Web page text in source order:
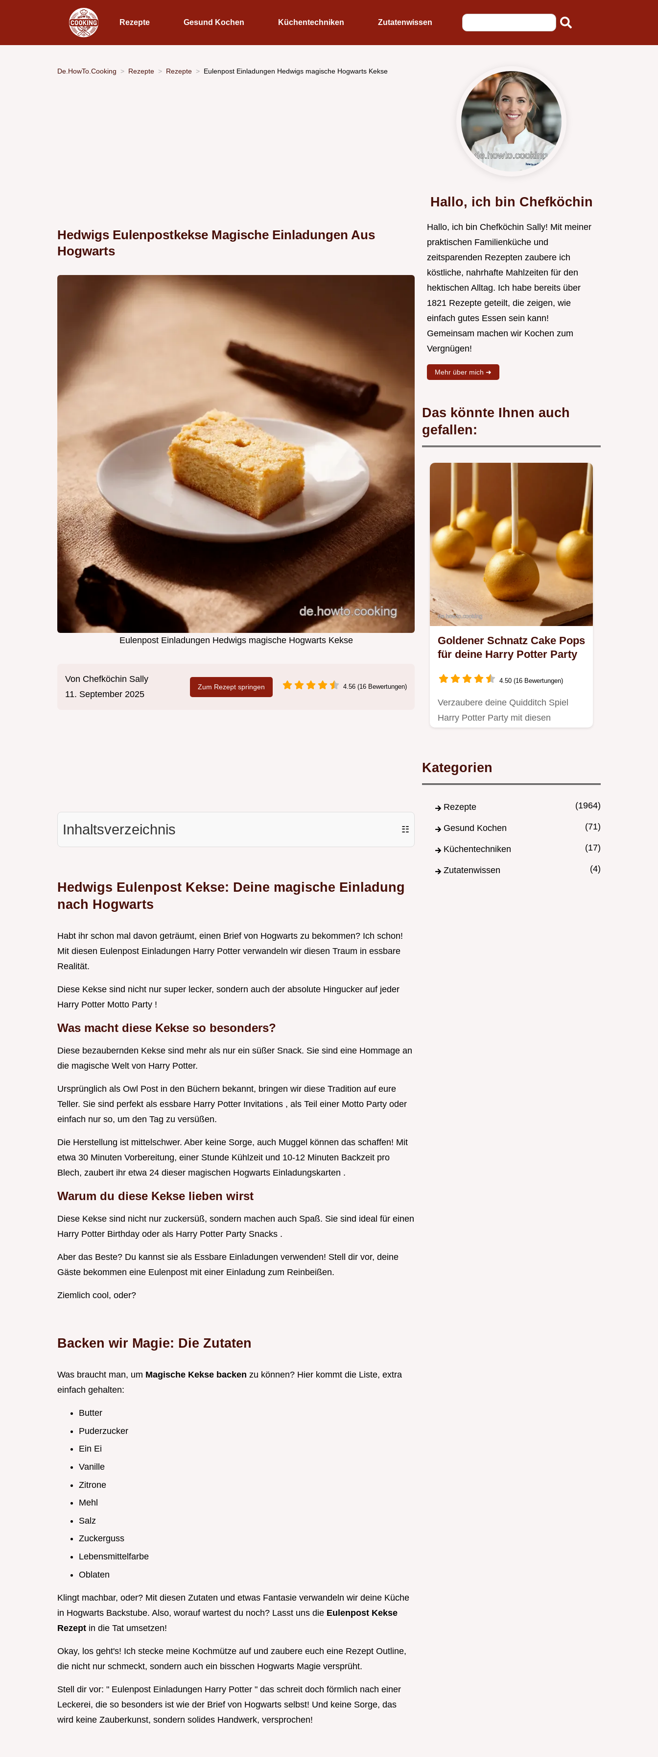
Rezepte Gesund Kochen Küchentechniken Zutatenwissen
De.HowTo.Cooking Rezepte Rezepte Eulenpost Einladungen Hedwigs magische Hogwarts Kekse
Hedwigs Eulenpostkekse Magische Einladungen Aus
Hogwarts
Eulenpost Einladungen Hedwigs magische Hogwarts Kekse
Von Chefköchin Sally
11. September 2025
Zum Rezept springen 4.56 (16 Bewertungen)
Inhaltsverzeichnis ☷
Hedwigs Eulenpost Kekse: Deine magische Einladung
nach Hogwarts
Habt ihr schon mal davon geträumt, einen Brief von Hogwarts zu bekommen? Ich schon!
Mit diesen Eulenpost Einladungen Harry Potter verwandeln wir diesen Traum in essbare
Realität.
Diese Kekse sind nicht nur super lecker, sondern auch der absolute Hingucker auf jeder
Harry Potter Motto Party !
Was macht diese Kekse so besonders?
Diese bezaubernden Kekse sind mehr als nur ein süßer Snack. Sie sind eine Hommage an
die magische Welt von Harry Potter.
Ursprünglich als Owl Post in den Büchern bekannt, bringen wir diese Tradition auf eure
Teller. Sie sind perfekt als essbare Harry Potter Invitations , als Teil einer Motto Party oder
einfach nur so, um den Tag zu versüßen.
Die Herstellung ist mittelschwer. Aber keine Sorge, auch Muggel können das schaffen! Mit
etwa 30 Minuten Vorbereitung, einer Stunde Kühlzeit und 10-12 Minuten Backzeit pro
Blech, zaubert ihr etwa 24 dieser magischen Hogwarts Einladungskarten .
Warum du diese Kekse lieben wirst
Diese Kekse sind nicht nur zuckersüß, sondern machen auch Spaß. Sie sind ideal für einen
Harry Potter Birthday oder als Harry Potter Party Snacks .
Aber das Beste? Du kannst sie als Essbare Einladungen verwenden! Stell dir vor, deine
Gäste bekommen eine Eulenpost mit einer Einladung zum Reinbeißen.
Ziemlich cool, oder?
Backen wir Magie: Die Zutaten
Was braucht man, um Magische Kekse backen zu können? Hier kommt die Liste, extra
einfach gehalten:
Butter
Puderzucker
Ein Ei
Vanille
Zitrone
Mehl
Salz
Zuckerguss
Lebensmittelfarbe
Oblaten
Klingt machbar, oder? Mit diesen Zutaten und etwas Fantasie verwandeln wir deine Küche
in Hogwarts Backstube. Also, worauf wartest du noch? Lasst uns die Eulenpost Kekse
Rezept in die Tat umsetzen!
Okay, los geht's! Ich stecke meine Kochmütze auf und zaubere euch eine Rezept Outline,
die nicht nur schmeckt, sondern auch ein bisschen Hogwarts Magie versprüht.
Stell dir vor: " Eulenpost Einladungen Harry Potter " das schreit doch förmlich nach einer
Leckerei, die so besonders ist wie der Brief von Hogwarts selbst! Und keine Sorge, das
wird keine Zauberkunst, sondern solides Handwerk, versprochen!
Hallo, ich bin Chefköchin
Hallo, ich bin Chefköchin Sally! Mit meiner
praktischen Familienküche und
zeitsparenden Rezepten zaubere ich
köstliche, nahrhafte Mahlzeiten für den
hektischen Alltag. Ich habe bereits über
1821 Rezepte geteilt, die zeigen, wie
einfach gutes Essen sein kann!
Gemeinsam machen wir Kochen zum
Vergnügen!
Mehr über mich ➜
Das könnte Ihnen auch
gefallen:
Goldener Schnatz Cake Pops
für deine Harry Potter Party
4.50 (16 Bewertungen)
Verzaubere deine Quidditch Spiel
Harry Potter Party mit diesen
Kategorien
Rezepte (1964)
Gesund Kochen (71)
Küchentechniken (17)
Zutatenwissen (4)